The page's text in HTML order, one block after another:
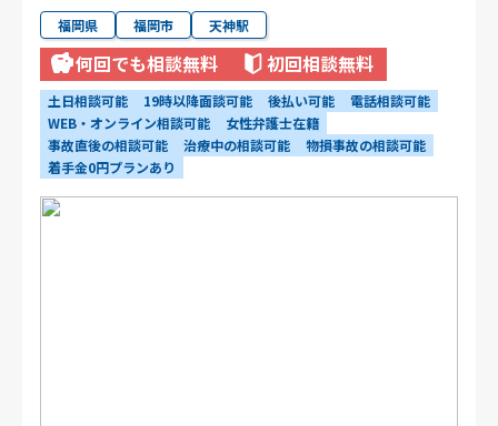
福岡県 福岡市 天神駅
何回でも相談無料 初回相談無料
土日相談可能 19時以降面談可能 後払い可能
電話相談可能
WEB・オンライン相談可能
女性弁護士在籍
事故直後の相談可能
治療中の相談可能
物損事故の相談可能
着手金0円プランあり